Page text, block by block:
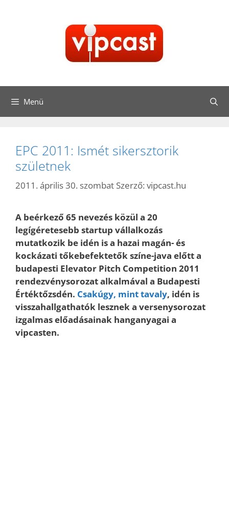
Menü
EPC 2011: Ismét sikersztorik
születnek
2011. április 30. szombat Szerző: vipcast.hu
A beérkező 65 nevezés közül a 20
legígéretesebb startup vállalkozás
mutatkozik be idén is a hazai magán- és
kockázati tőkebefektetők színe-java előtt a
budapesti Elevator Pitch Competition 2011
rendezvénysorozat alkalmával a Budapesti
Értéktőzsdén. Csakúgy, mint tavaly, idén is
visszahallgathatók lesznek a versenysorozat
izgalmas előadásainak hanganyagai a
vipcasten.